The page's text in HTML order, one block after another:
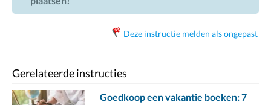
Deze instructie melden als ongepast
Gerelateerde instructies
Goedkoop een vakantie boeken: 7